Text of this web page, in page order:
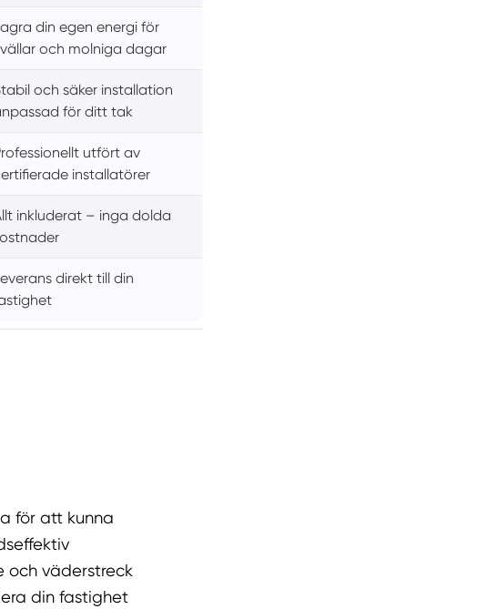
din egen energi för
och molniga dagar
och säker installation
för ditt tak
utfört av
installatörer
inkluderat – inga dolda
direkt till din
för att kunna
och väderstreck
din fastighet